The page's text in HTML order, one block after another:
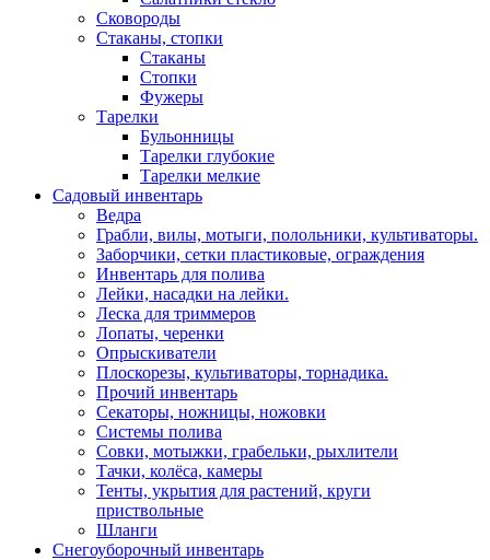
Сковороды
Стаканы, стопки
Стаканы
Стопки
Фужеры
Тарелки
Бульонницы
Тарелки глубокие
Тарелки мелкие
Садовый инвентарь
Ведра
Грабли, вилы, мотыги, полольники, культиваторы.
Заборчики, сетки пластиковые, ограждения
Инвентарь для полива
Лейки, насадки на лейки.
Леска для триммеров
Лопаты, черенки
Опрыскиватели
Плоскорезы, культиваторы, торнадика.
Прочий инвентарь
Секаторы, ножницы, ножовки
Системы полива
Совки, мотыжки, грабельки, рыхлители
Тачки, колёса, камеры
Тенты, укрытия для растений, круги
приствольные
Шланги
Снегоуборочный инвентарь